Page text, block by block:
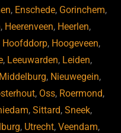
, Enschede, Gorinchem,
, Heerenveen, Heerlen,
Hoofddorp, Hoogeveen,
, Leeuwarden, Leiden,
Middelburg, Nieuwegein,
, Oss, Roermond,
, Sittard, Sneek,
, Utrecht,Veendam,